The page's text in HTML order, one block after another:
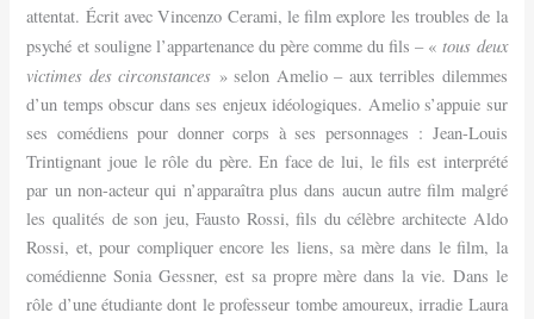
attentat. Écrit avec Vincenzo Cerami, le film explore les troubles de la
psyché et souligne l’appartenance du père comme du fils – «tous deux
victimes des circonstances » selon Amelio – aux terribles dilemmes
d’un temps obscur dans ses enjeux idéologiques. Amelio s’appuie sur
ses comédiens pour donner corps à ses personnages : Jean-Louis
Trintignant joue le rôle du père. En face de lui, le fils est interprété
par un non-acteur qui n’apparaîtra plus dans aucun autre film malgré
les qualités de son jeu, Fausto Rossi, fils du célèbre architecte Aldo
Rossi, et, pour compliquer encore les liens, sa mère dans le film, la
comédienne Sonia Gessner, est sa propre mère dans la vie. Dans le
rôle d’une étudiante dont le professeur tombe amoureux, irradie Laura